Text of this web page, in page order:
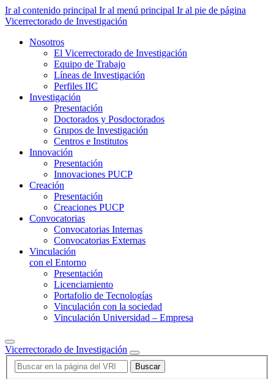
Ir al contenido principal Ir al menú principal Ir al pie de página
Vicerrectorado de Investigación
Nosotros
El Vicerrectorado de Investigación
Equipo de Trabajo
Líneas de Investigación
Perfiles IIC
Investigación
Presentación
Doctorados y Posdoctorados
Grupos de Investigación
Centros e Institutos
Innovación
Presentación
Innovaciones PUCP
Creación
Presentación
Creaciones PUCP
Convocatorias
Convocatorias Internas
Convocatorias Externas
Vinculación
con el Entorno
Presentación
Licenciamiento
Portafolio de Tecnologías
Vinculación con la sociedad
Vinculación Universidad – Empresa
Vicerrectorado de Investigación
Buscar